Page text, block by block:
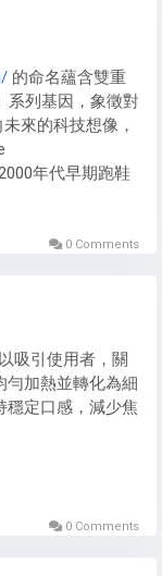
潔磁吸接口上的
現象，可用橡皮
”咔”聲表示安裝
，確認是否為單
的最佳方法，建
的命名蘊含雙重
系列基因，象徵對
來的科技想像，
年代早期跑鞋
完美融合，形成
代簡約美學，均
能。
0 Comments
吸引使用者，關
勻加熱並轉化為細
穩定口感，減少焦
被充分霧化而不浪
0 Comments